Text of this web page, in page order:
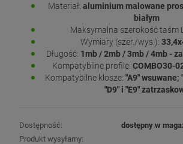
Materiał: aluminium malowane
białym
Maksymalna szerokość taśm
Wymiary (szer./wys.):
Długość: 1mb / 2mb / 3mb / 4mb -
Kompatybilne profile: COMBO30-
Kompatybilne klosze: "A9" wsuwane;
"D9" i "E9"
Dostępność:
dostępny w
Produkt wysyłamy: